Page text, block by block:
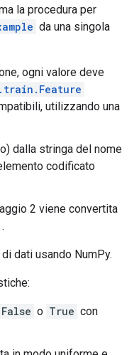
la procedura per
da una singola
ogni valore deve
utilizzando una
dalla stringa del nome
codificato
2 viene convertita
.
dati usando NumPy.
False o True con